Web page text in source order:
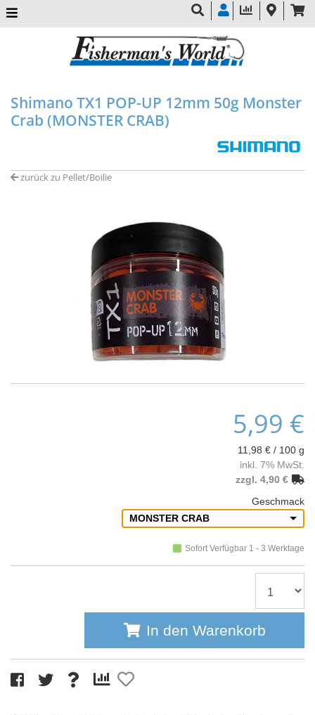
Shimano TX1 POP-UP 12mm 50g Monster
Crab (MONSTER CRAB)
zurück zu Pellet/Boilie
5,99 €
11,98 € / 100 g
inkl. 7% MwSt.
zzgl. 4,90 €
Geschmack
MONSTER CRAB
Sofort Verfügbar 1 - 3 Werktage
In den Warenkorb